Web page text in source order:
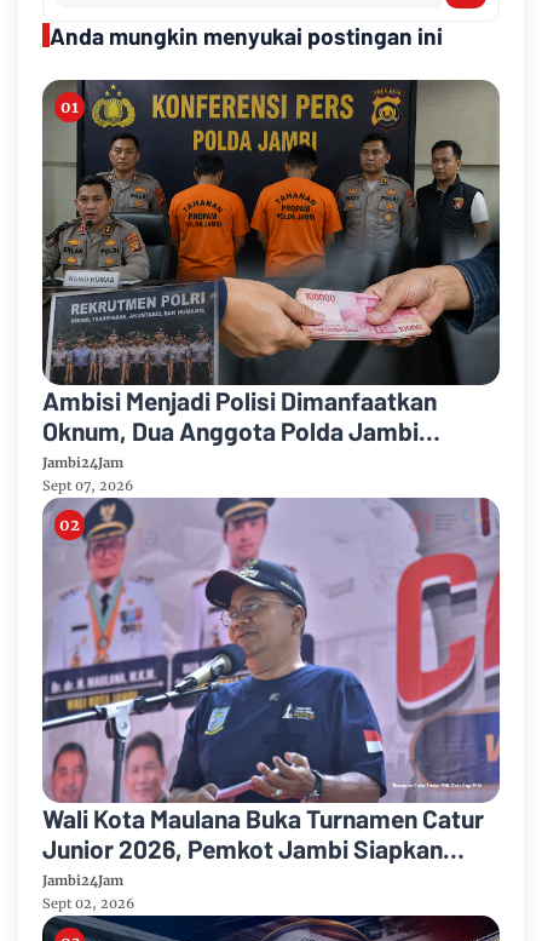
Anda mungkin menyukai postingan ini
Ambisi Menjadi Polisi Dimanfaatkan
Oknum, Dua Anggota Polda Jambi
Diduga Tipu Calon Bintara dengan Janji
Kelulusan
Jambi24Jam
Sept 07, 2026
Wali Kota Maulana Buka Turnamen Catur
Junior 2026, Pemkot Jambi Siapkan
Fasilitas Olahraga Baru untuk Anak Muda
Kota Jambi
Jambi24Jam
Sept 02, 2026